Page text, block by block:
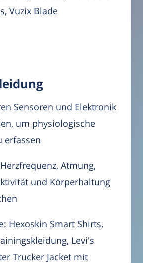
Vuzix Blade
Sensoren und Elektronik
um physiologische
erfassen
Atmung,
und Körperhaltung
Hexoskin Smart Shirts,
Levi's
Trucker Jacket mit